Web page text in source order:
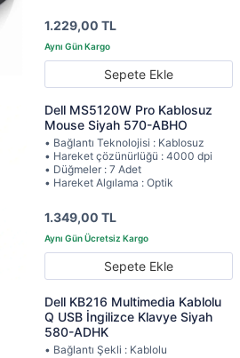
1.229,00 TL
Sepete Ekle
Dell MS5120W Pro Kablosuz
Mouse Siyah 570-ABHO
• Bağlantı Teknolojisi : Kablosuz
• Hareket çözünürlüğü : 4000 dpi
• Düğmeler : 7 Adet
• Hareket Algılama : Optik
1.349,00 TL
Sepete Ekle
Dell KB216 Multimedia Kablolu
Q USB İngilizce Klavye Siyah
580-ADHK
• Bağlantı Şekli : Kablolu